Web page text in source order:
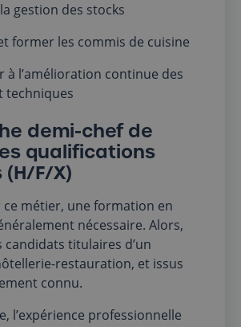
gestion des stocks
former les commis de cuisine
à l’amélioration continue des
techniques
demi-chef de
qualifications
(H/F/X)
ce métier, une formation en
nécessaire. Alors,
candidats titulaires d’un
restauration, et issus
connu.
l’expérience professionnelle